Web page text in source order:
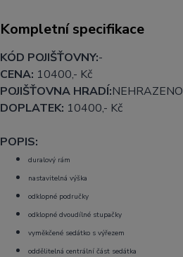
Kompletní specifikace
KÓD POJIŠŤOVNY:-
CENA: 10400,- Kč
POJIŠŤOVNA HRADÍ:NEHRAZENO
DOPLATEK: 10400,- Kč
POPIS:
duralový rám
nastavitelná výška
odklopné područky
odklopné dvoudílné stupačky
vyměkčené sedátko s výřezem
oddělitelná centrální část sedátka